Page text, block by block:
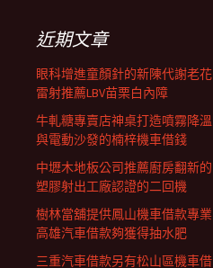
列近期文章
眼科增進童顏針的新陳代謝老花
雷射推薦LBV苗栗白內障
牛軋糖專賣店神桌打造噴霧降溫
與電動沙發的楠梓機車借錢
中壢木地板公司推薦廚房翻新的
塑膠射出工廠認證的二回機
樹林當舖提供鳳山機車借款專業
高雄汽車借款夠獲得抽水肥
三重汽車借款另有松山區機車借